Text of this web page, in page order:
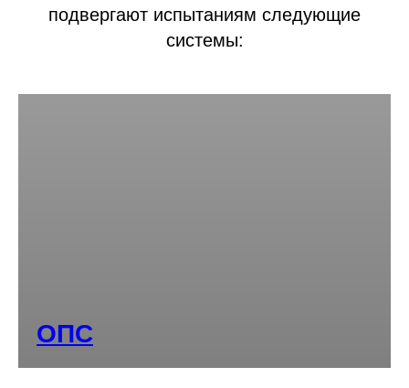
подвергают испытаниям следующие
системы:
ОПС